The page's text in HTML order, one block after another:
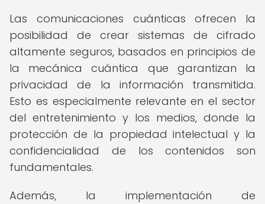
Las comunicaciones cuánticas ofrecen la
posibilidad de crear sistemas de cifrado
altamente seguros, basados en principios de
la mecánica cuántica que garantizan la
privacidad de la información transmitida.
Esto es especialmente relevante en el sector
del entretenimiento y los medios, donde la
protección de la propiedad intelectual y la
confidencialidad de los contenidos son
fundamentales.
Además, la implementación de